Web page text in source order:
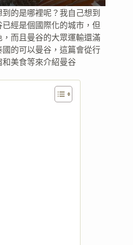
的是哪裡呢？我自己想到
經是個國際化的城市，但
而且曼谷的大眾運輸還滿
的可以曼谷，這篇會從行
美食等來介紹曼谷